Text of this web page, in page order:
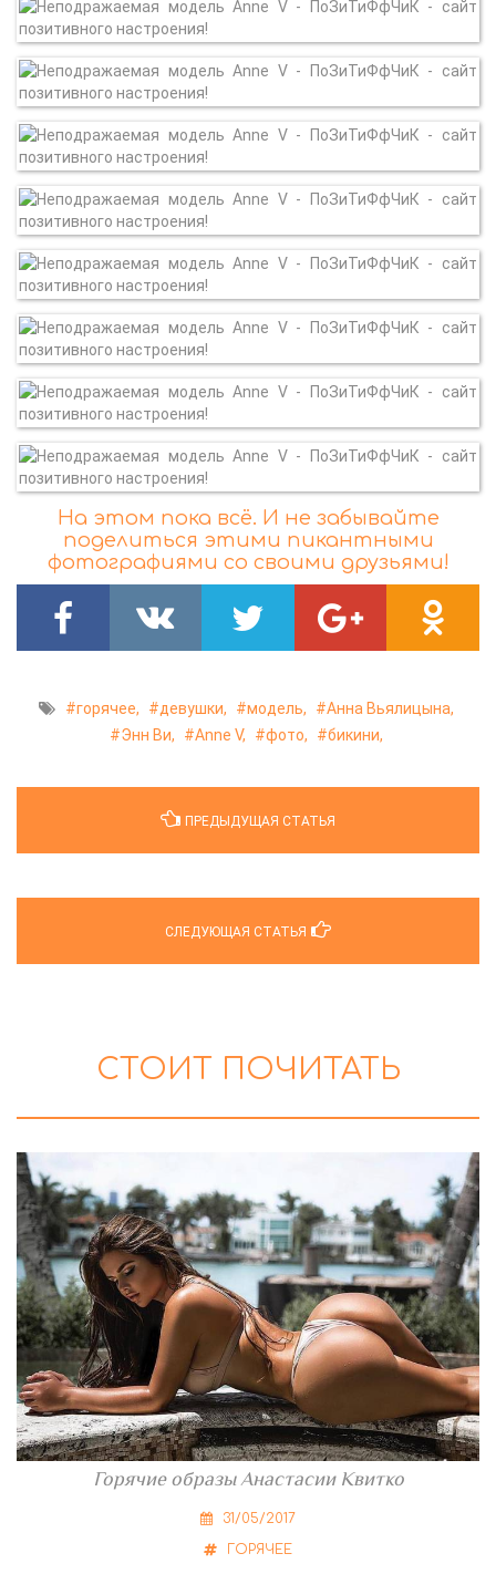
На этом пока всё. И не забывайте
поделиться этими пикантными
фотографиями со своими друзьями!
горячее, девушки, модель,
Анна Вьялицына,
Энн Ви,
Anne V, фото, бикини,
ПРЕДЫДУЩАЯ СТАТЬЯ
СЛЕДУЮЩАЯ СТАТЬЯ
СТОИТ ПОЧИТАТЬ
Горячие образы Анастасии Квитко
31/05/2017
ГОРЯЧЕЕ